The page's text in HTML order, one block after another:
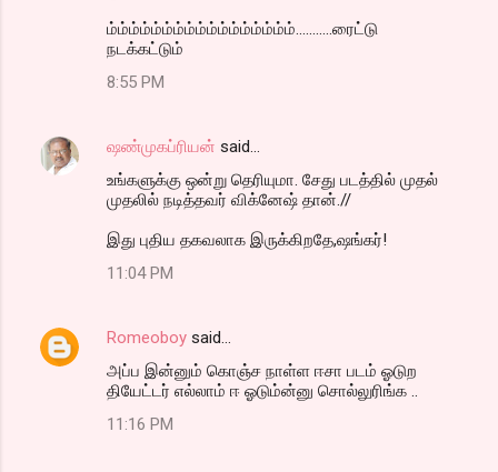
ம்ம்ம்ம்ம்ம்ம்ம்ம்ம்ம்ம்ம்ம்ம்ம்ம்...........ரைட்டு
நடக்கட்டும்
8:55 PM
ஷண்முகப்ரியன் said…
உங்களுக்கு ஒன்று தெரியுமா. சேது படத்தில் முதல்
முதலில் நடித்தவர் விக்னேஷ் தான்.//
இது புதிய தகவலாக இருக்கிறதே,ஷங்கர்!
11:04 PM
Romeoboy said…
அப்ப இன்னும் கொஞ்ச நாள்ள ஈசா படம் ஓடுற
தியேட்டர் எல்லாம் ஈ ஓடும்ன்னு சொல்லுரிங்க ..
11:16 PM